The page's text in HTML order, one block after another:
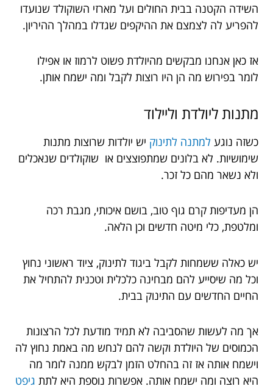
השידה הקטנה בבית החולים ועל מארזי השוקולד שנועדו
להפריע לה לצמצם את ההיקפים שגדלו במהלך ההיריון.
אז כאן אנחנו מבקשים מהיולדת פשוט לרמוז או אפילו
לומר בפירוש מה הן היו רוצות לקבל ומה ישמח אותן.
מתנות ליולדת וליילוד
כשזה נוגע למתנה לתינוק יש יולדות שרוצות מתנות
שימושיות. לא בלונים שמתפוצצים או שוקולדים שנאכלים
ולא נשאר מהם כל זכר.
הן מעדיפות קרם גוף טוב, בושם איכותי, מגבת רכה
ומלטפת, כלי מיטה חדשים וכן הלאה.
יש כאלה ששמחות לקבל ביגוד לתינוק, ציוד ראשוני נחוץ
וכל מה שיסייע להם מבחינה כלכלית וטכנית להתחיל את
החיים החדשים עם התינוק בבית.
אך מה לעשות שהסביבה לא תמיד מודעת לכל הרצונות
הכמוסים של היולדת וקשה להם לנחש מה באמת נחוץ לה
וישמח אותה אז זה בהחלט הזמן לבקש ממנה לומר מה
היא רוצה ומה ישמח אותה. אפשרות נוספת היא לתת גיפט